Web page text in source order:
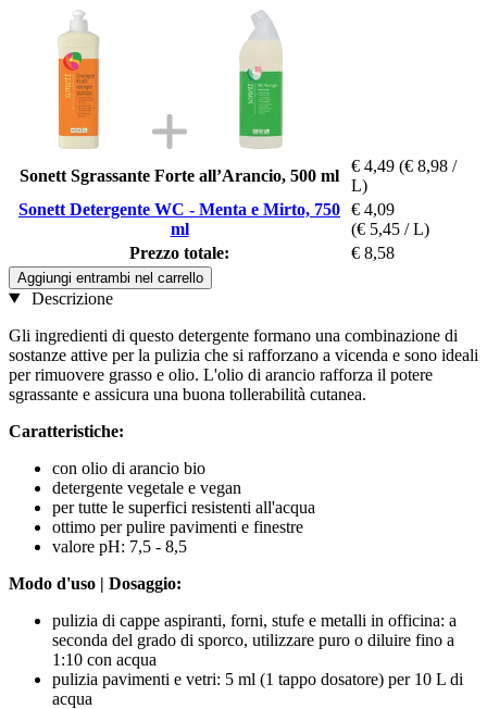
Sonett Sgrassante Forte all’Arancio, 500 ml
€ 4,49 (€ 8,98 /
L)
Sonett Detergente WC - Menta e Mirto, 750
ml
€ 4,09
(€ 5,45 / L)
Prezzo totale:
€ 8,58
Aggiungi entrambi nel carrello
Descrizione
Gli ingredienti di questo detergente formano una combinazione di
sostanze attive per la pulizia che si rafforzano a vicenda e sono ideali
per rimuovere grasso e olio. L'olio di arancio rafforza il potere
sgrassante e assicura una buona tollerabilità cutanea.
Caratteristiche:
con olio di arancio bio
detergente vegetale e vegan
per tutte le superfici resistenti all'acqua
ottimo per pulire pavimenti e finestre
valore pH: 7,5 - 8,5
Modo d'uso | Dosaggio:
pulizia di cappe aspiranti, forni, stufe e metalli in officina: a
seconda del grado di sporco, utilizzare puro o diluire fino a
1:10 con acqua
pulizia pavimenti e vetri: 5 ml (1 tappo dosatore) per 10 L di
acqua